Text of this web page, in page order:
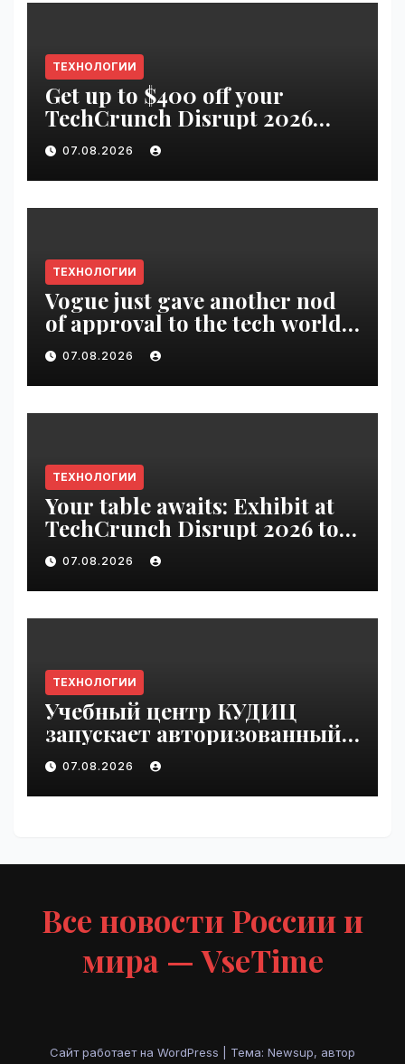
ТЕХНОЛОГИИ
Get up to $400 off your
TechCrunch Disrupt 2026
pass until tomorrow |
VseTime.ru
07.08.2026
ТЕХНОЛОГИИ
Vogue just gave another nod
of approval to the tech world |
VseTime.ru
07.08.2026
ТЕХНОЛОГИИ
Your table awaits: Exhibit at
TechCrunch Disrupt 2026 to
be seen by thousands |
VseTime.ru
07.08.2026
ТЕХНОЛОГИИ
Учебный центр КУДИЦ
запускает авторизованный
курс по
администрированию Mind
Migrate#guest | VseTime.ru
07.08.2026
Все новости России и
мира — VseTime
Сайт работает на WordPress Тема: Newsup, автор